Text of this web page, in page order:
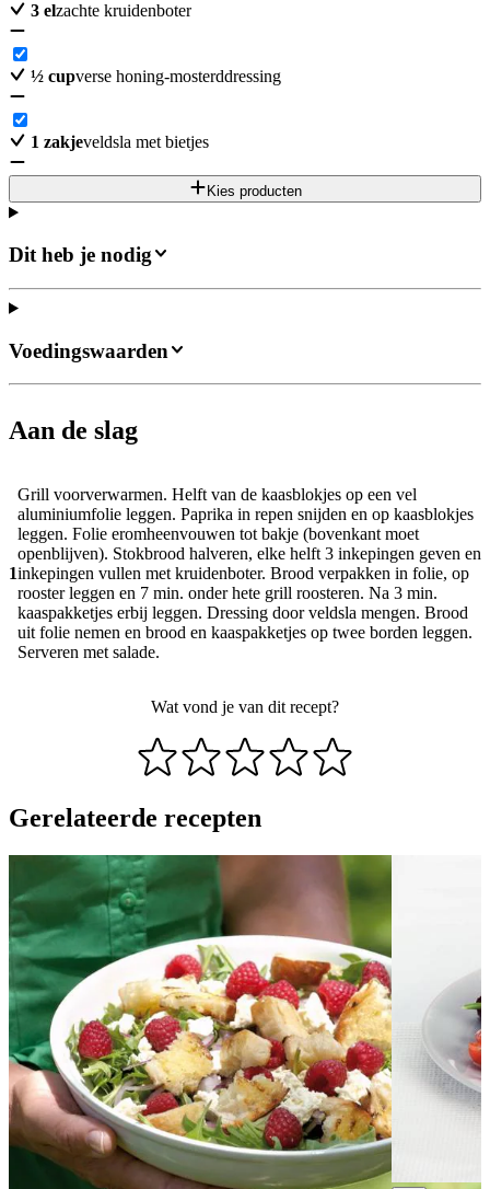
3 elzachte kruidenboter
½ cupverse honing-mosterddressing
1 zakjeveldsla met bietjes
Kies producten
Dit heb je nodig
Aan de slag
1
Grill voorverwarmen. Helft van de kaasblokjes op een vel
aluminiumfolie leggen. Paprika in repen snijden en op kaasblokjes
leggen. Folie eromheenvouwen tot bakje (bovenkant moet
openblijven). Stokbrood halveren, elke helft 3 inkepingen geven en
inkepingen vullen met kruidenboter. Brood verpakken in folie, op
rooster leggen en 7 min. onder hete grill roosteren. Na 3 min.
kaaspakketjes erbij leggen. Dressing door veldsla mengen. Brood
uit folie nemen en brood en kaaspakketjes op twee borden leggen.
Serveren met salade.
Wat vond je van dit recept?
Voedingswaarden
Gerelateerde recepten